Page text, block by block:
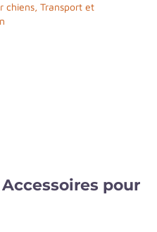
chiens, Transport et
pour